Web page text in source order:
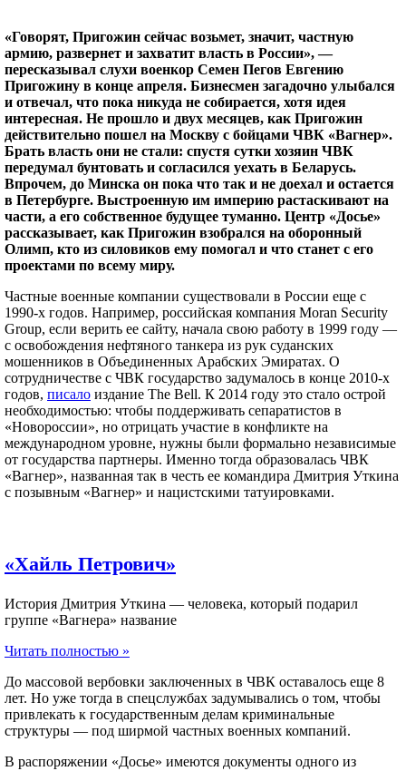
«Говорят, Пригожин сейчас возьмет, значит, частную
армию, развернет и захватит власть в России», —
пересказывал слухи военкор Семен Пегов Евгению
Пригожину в конце апреля. Бизнесмен загадочно улыбался
и отвечал, что пока никуда не собирается, хотя идея
интересная. Не прошло и двух месяцев, как Пригожин
действительно пошел на Москву с бойцами ЧВК «Вагнер».
Брать власть они не стали: спустя сутки хозяин ЧВК
передумал бунтовать и согласился уехать в Беларусь.
Впрочем, до Минска он пока что так и не доехал и остается
в Петербурге. Выстроенную им империю растаскивают на
части, а его собственное будущее туманно. Центр «Досье»
рассказывает, как Пригожин взобрался на оборонный
Олимп, кто из силовиков ему помогал и что станет с его
проектами по всему миру.
Частные военные компании существовали в России еще с
1990-х годов. Например, российская компания Moran Security
Group, если верить ее сайту, начала свою работу в 1999 году —
с освобождения нефтяного танкера из рук суданских
мошенников в Объединенных Арабских Эмиратах. О
сотрудничестве с ЧВК государство задумалось в конце 2010-х
годов, писало издание The Bell. К 2014 году это стало острой
необходимостью: чтобы поддерживать сепаратистов в
«Новороссии», но отрицать участие в конфликте на
международном уровне, нужны были формально независимые
от государства партнеры. Именно тогда образовалась ЧВК
«Вагнер», названная так в честь ее командира Дмитрия Уткина
с позывным «Вагнер» и нацистскими татуировками.
«Хайль Петрович»​
История Дмитрия Уткина — человека, который подарил
группе «Вагнера» название
Читать полностью »
До массовой вербовки заключенных в ЧВК оставалось еще 8
лет. Но уже тогда в спецслужбах задумывались о том, чтобы
привлекать к государственным делам криминальные
структуры — под ширмой частных военных компаний.
В распоряжении «Досье» имеются документы одного из